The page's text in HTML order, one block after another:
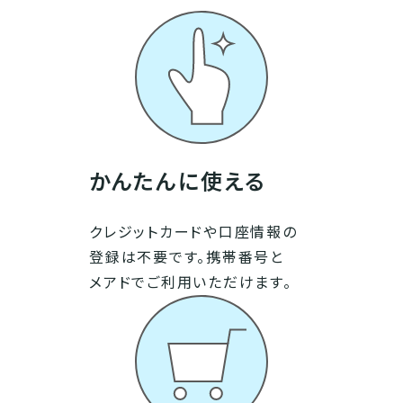
かんたんに使える
クレジットカードや口座情報の
登録は不要です。携帯番号と
メアドでご利用いただけます。